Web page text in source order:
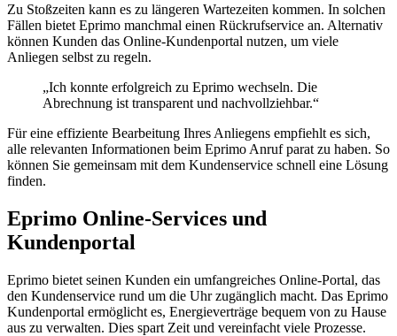
Zu Stoßzeiten kann es zu längeren Wartezeiten kommen. In solchen
Fällen bietet Eprimo manchmal einen Rückrufservice an. Alternativ
können Kunden das Online-Kundenportal nutzen, um viele
Anliegen selbst zu regeln.
„Ich konnte erfolgreich zu Eprimo wechseln. Die
Abrechnung ist transparent und nachvollziehbar.“
Für eine effiziente Bearbeitung Ihres Anliegens empfiehlt es sich,
alle relevanten Informationen beim Eprimo Anruf parat zu haben. So
können Sie gemeinsam mit dem Kundenservice schnell eine Lösung
finden.
Eprimo Online-Services und
Kundenportal
Eprimo bietet seinen Kunden ein umfangreiches Online-Portal, das
den Kundenservice rund um die Uhr zugänglich macht. Das Eprimo
Kundenportal ermöglicht es, Energieverträge bequem von zu Hause
aus zu verwalten. Dies spart Zeit und vereinfacht viele Prozesse.